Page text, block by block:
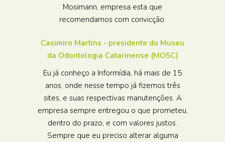
Mosimann, empresa esta que
recomendamos com convicção.
Casimiro Martins - presidente do Museu
da Odontologia Catarinense (MOSC)
Eu já conheço a Informídia, há mais de 15
anos, onde nesse tempo já fizemos três
sites, e suas respectivas manutenções. A
empresa sempre entregou o que prometeu,
dentro do prazo, e com valores justos.
Sempre que eu preciso alterar alguma